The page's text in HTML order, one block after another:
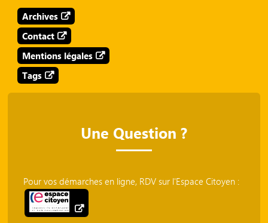
Archives
Contact
Mentions légales
Tags
Une Question ?
Pour vos démarches en ligne, RDV sur l'Espace Citoyen :